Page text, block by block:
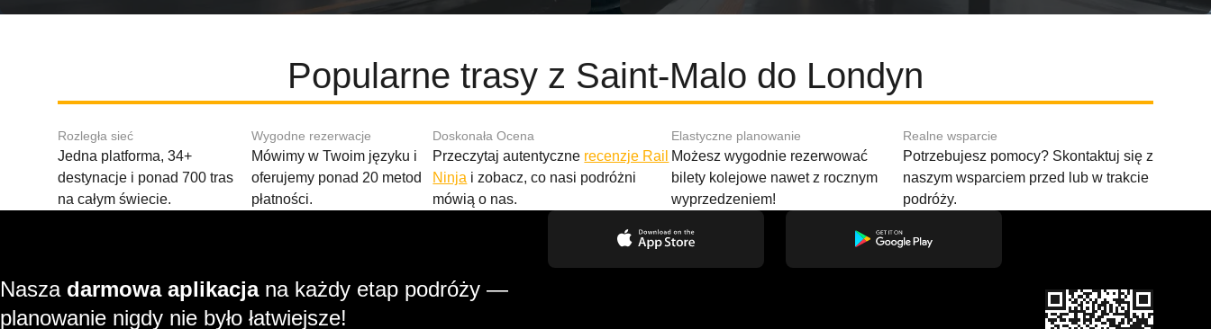
Popularne trasy z Saint-Malo do Londyn
Rozległa sieć
Jedna platforma, 34+
destynacje i ponad 700 tras
na całym świecie.
Wygodne rezerwacje
Mówimy w Twoim języku i
oferujemy ponad 20 metod
płatności.
Doskonała Ocena
Przeczytaj autentyczne recenzje Rail
Ninja i zobacz, co nasi podróżni
mówią o nas.
Elastyczne planowanie
Możesz wygodnie rezerwować
bilety kolejowe nawet z rocznym
wyprzedzeniem!
Realne wsparcie
Potrzebujesz pomocy? Skontaktuj się z
naszym wsparciem przed lub w trakcie
podróży.
Nasza darmowa aplikacjana każdy etap podróży —
planowanie nigdy nie było łatwiejsze!